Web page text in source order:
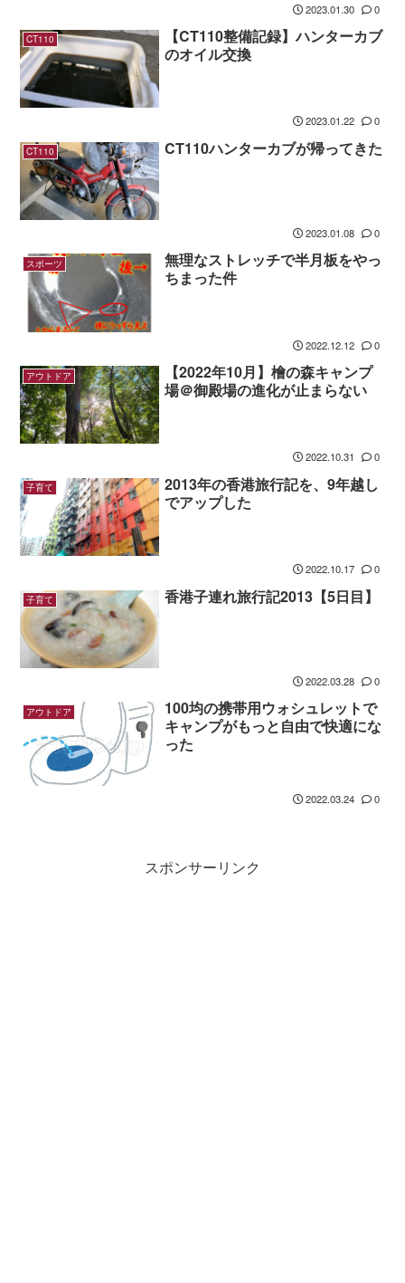
2023.01.30 0
CT110
【CT110整備記録】ハンターカブ
のオイル交換
2023.01.22 0
CT110 CT110ハンターカブが帰ってきた
2023.01.08 0
スポーツ
無理なストレッチで半月板をやっ
ちまった件
2022.12.12 0
アウトドア
【2022年10月】檜の森キャンプ
場＠御殿場の進化が止まらない
2022.10.31 0
子育て
2013年の香港旅行記を、9年越し
でアップした
2022.10.17 0
子育て 香港子連れ旅行記2013【5日目】
2022.03.28 0
アウトドア
100均の携帯用ウォシュレットで
キャンプがもっと自由で快適にな
った
2022.03.24 0
スポンサーリンク